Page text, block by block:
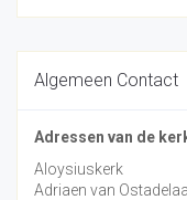
Algemeen Contact
Adressen van de
Aloysiuskerk
Adriaen van